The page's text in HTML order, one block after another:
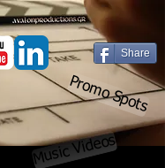
Share
Promo Spots
Music Videos